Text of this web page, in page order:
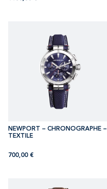
NEWPORT – CHRONOGRAPHE –
TEXTILE
700,00 €